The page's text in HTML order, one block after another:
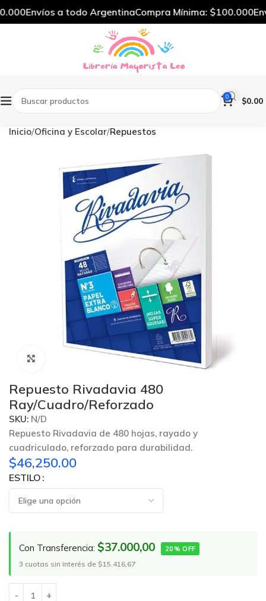
0 $0.00
Inicio Oficina y Escolar Repuestos
Repuesto Rivadavia 480
Ray/Cuadro/Reforzado
SKU: N/D
Repuesto Rivadavia de 480 hojas, rayado y
cuadriculado, reforzado para durabilidad.
$46,250.00
ESTILO
Con Transferencia: $37.000,00 20% OFF
3 cuotas sin interés de $15.416,67
Envíos a todo ArgentinaCompra Mínima: $100.000